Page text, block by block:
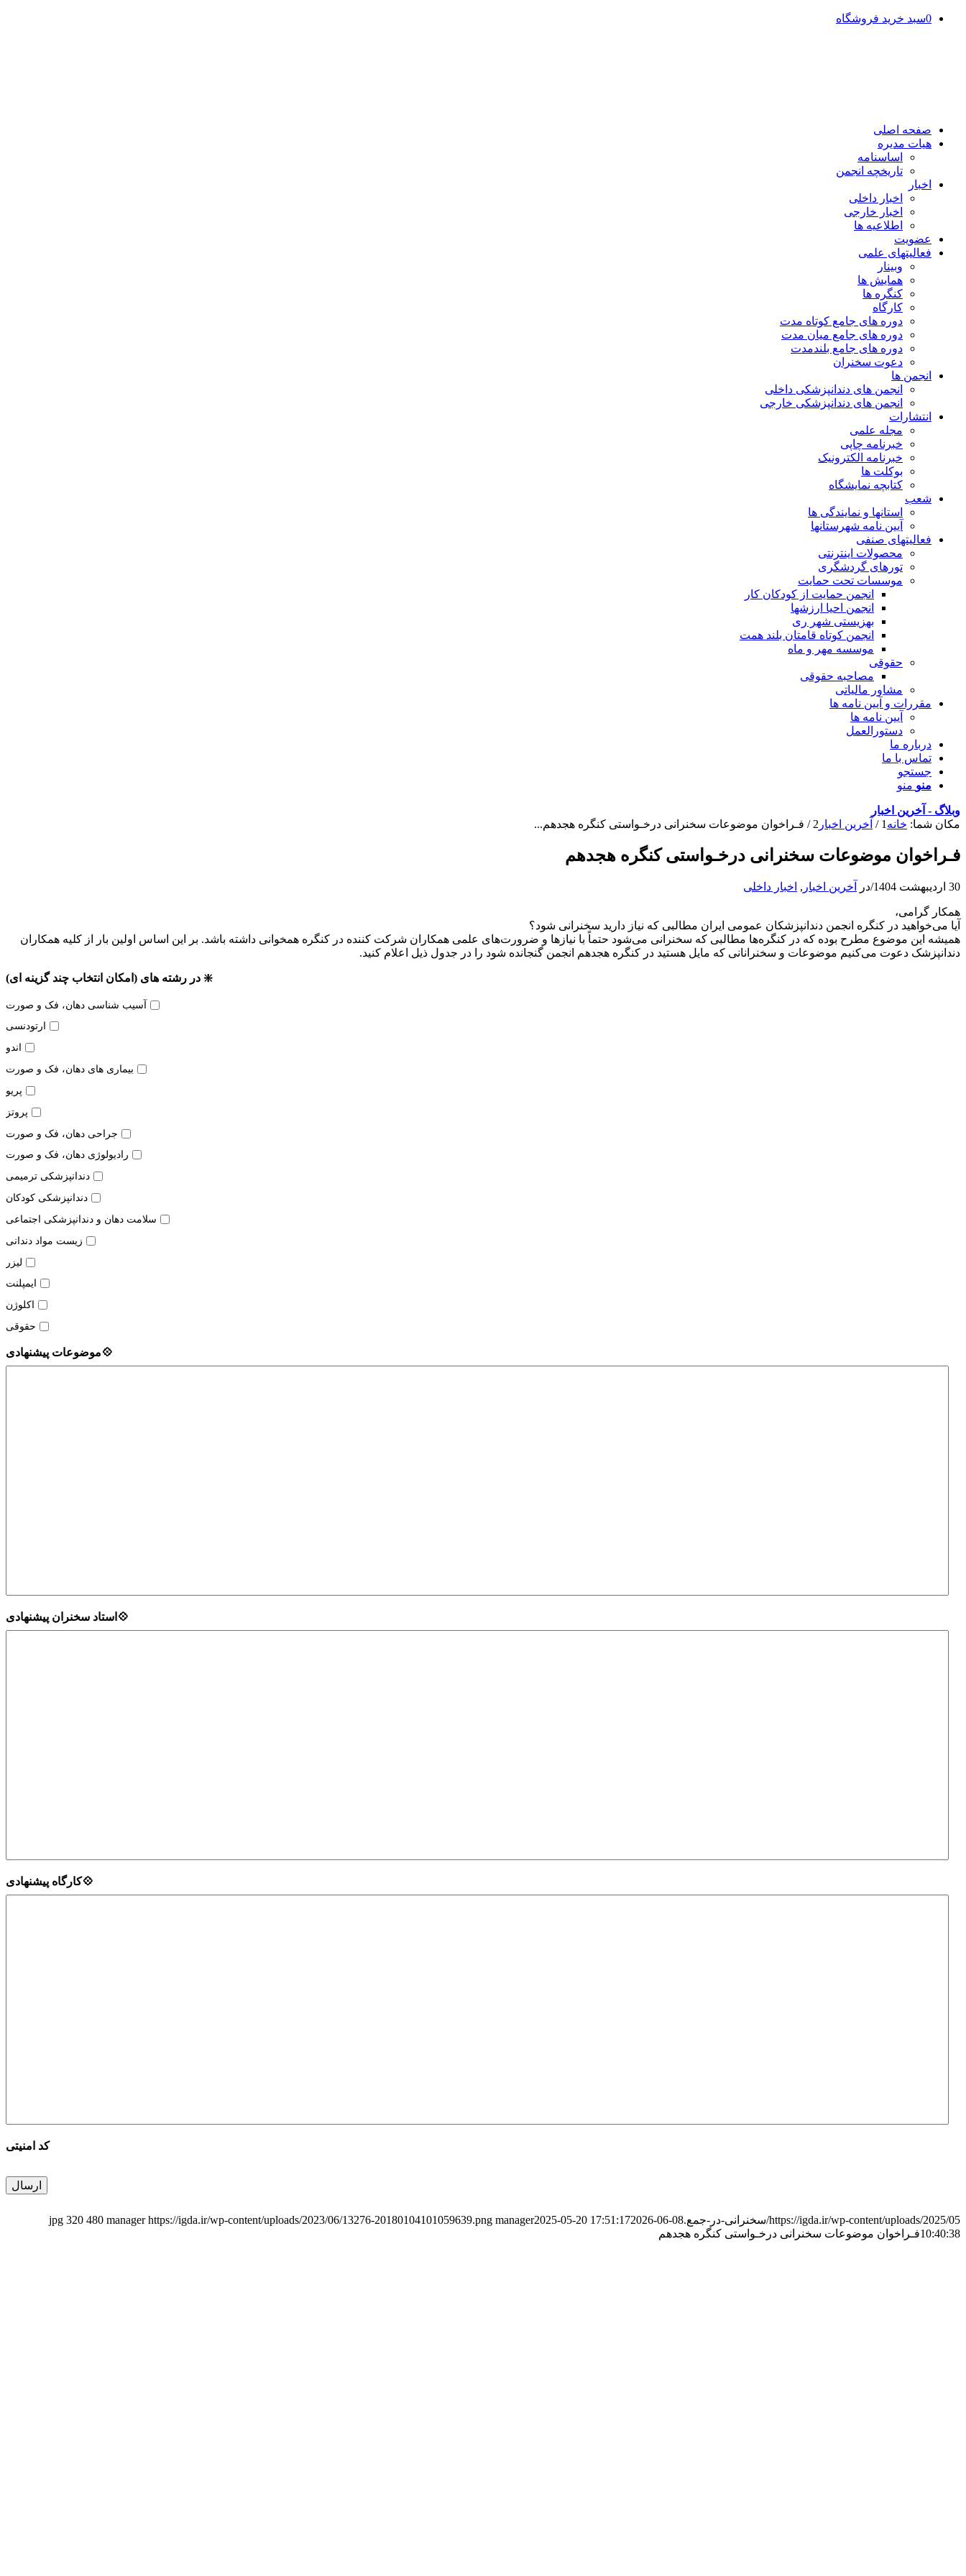
0سبد خرید فروشگاه
صفحه اصلی
هیات مدیره
اساسنامه
تاریخچه انجمن
اخبار
اخبار داخلی
اخبار خارجی
اطلاعیه ها
عضویت
فعالیتهای علمی
وبینار
همایش ها
کنگره ها
کارگاه
دوره های جامع کوتاه مدت
دوره های جامع میان مدت
دوره های جامع بلندمدت
دعوت سخنران
انجمن ها
انجمن های دندانپزشکی داخلی
انجمن های دندانپزشکی خارجی
انتشارات
مجله علمی
خبرنامه چاپی
خبرنامه الکترونیک
بوکلت ها
کتابچه نمایشگاه
شعب
استانها و نمایندگی ها
آیین نامه شهرستانها
فعالیتهای صنفی
محصولات اینترنتی
تورهای گردشگری
موسسات تحت حمایت
انجمن حمایت از کودکان کار
انجمن احیا ارزشها
بهزیستی شهر ری
انجمن کوتاه قامتان بلند همت
موسسه مهر و ماه
حقوقی
مصاحبه حقوقی
مشاور مالیاتی
مقررات و آیین نامه ها
آیین نامه ها
دستورالعمل
درباره ما
تماس با ما
جستجو
منو منو
وبلاگ - آخرین اخبار
مکان شما: خانه 1
/ آخرین اخبار 2
/ فـراخوان موضوعات سخنرانی درخـواستی کنگره هجدهم...
فـراخوان موضوعات سخنرانی درخـواستی کنگره هجدهم
30 اردیبهشت 1404 /در آخرین اخبار , اخبار داخلی
همکار گرامی،
آیا می‌خواهید در کنگره انجمن دندانپزشکان عمومی ایران مطالبی که نیاز دارید سخنرانی شود؟
همیشه این موضوع مطرح بوده که در کنگره‌ها مطالبی که سخنرانی می‌شود حتماً با نیازها و ضرورت‌های علمی همکاران شرکت کننده در کنگره همخوانی داشته باشد. بر این اساس اولین بار از کلیه همکاران
دندانپزشک دعوت می‌کنیم موضوعات و سخنرانانی که مایل هستید در کنگره هجدهم انجمن گنجانده شود را در جدول ذیل اعلام کنید.
❇️ در رشته های (امکان انتخاب چند گزینه ای)
آسیب شناسی دهان، فک و صورت
ارتودنسی
اندو
بیماری های دهان، فک و صورت
پریو
پروتز
جراحی دهان، فک و صورت
رادیولوژی دهان، فک و صورت
دندانپزشکی ترمیمی
دندانپزشکی کودکان
سلامت دهان و دندانپزشکی اجتماعی
زیست مواد دندانی
لیزر
ایمپلنت
اکلوژن
حقوقی
💠موضوعات پیشنهادی
💠استاد سخنران پیشنهادی
💠کارگاه پیشنهادی
کد امنیتی
https://igda.ir/wp-content/uploads/2025/05/سخنرانی-در-جمع.jpg 320 480 manager https://igda.ir/wp-content/uploads/2023/06/13276-20180104101059639.png manager2025-05-20 17:51:172026-06-08
10:40:38فـراخوان موضوعات سخنرانی درخـواستی کنگره هجدهم